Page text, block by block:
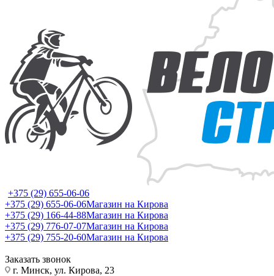
+375 (29) 655-06-06
+375 (29) 655-06-06Магазин на Кирова
+375 (29) 166-44-88Магазин на Кирова
+375 (29) 776-07-07Магазин на Кирова
+375 (29) 755-20-60Магазин на Кирова
Заказать звонок
г. Минск, ул. Кирова, 23